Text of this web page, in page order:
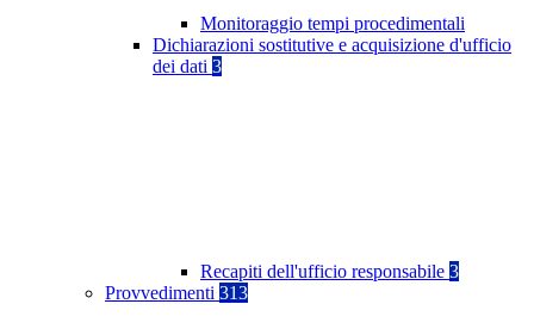
Monitoraggio tempi procedimentali
Dichiarazioni sostitutive e acquisizione d'ufficio
dei dati 3
Recapiti dell'ufficio responsabile 3
Provvedimenti 313